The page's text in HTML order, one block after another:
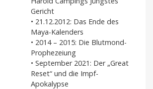
Gericht
• 21.12.2012: Das Ende des
Maya-Kalenders
• 2014 – 2015: Die Blutmond-
Prophezeiung
• September 2021: Der „Great
Reset“ und die Impf-
Apokalypse